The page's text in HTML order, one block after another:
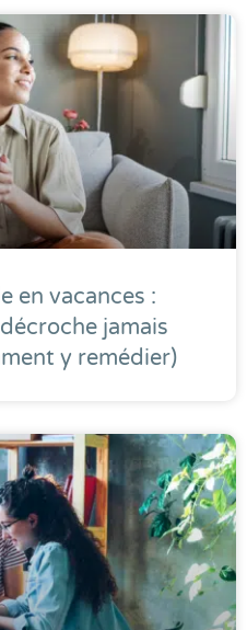
en vacances :
jamais
y remédier)